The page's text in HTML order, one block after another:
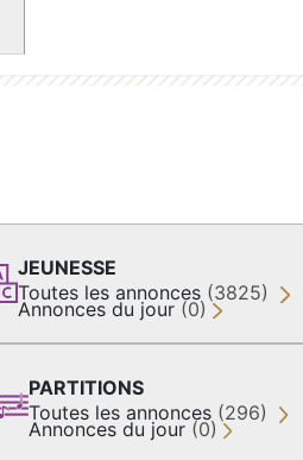
JEUNESSE
Toutes les annonces (3825)
Annonces du jour (0)
PARTITIONS
Toutes les annonces (296)
Annonces du jour (0)